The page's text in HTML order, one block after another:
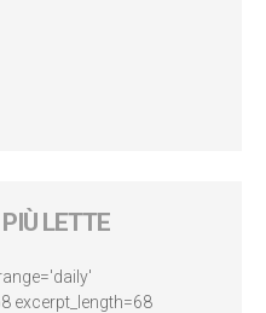
LETTE
excerpt_length=68